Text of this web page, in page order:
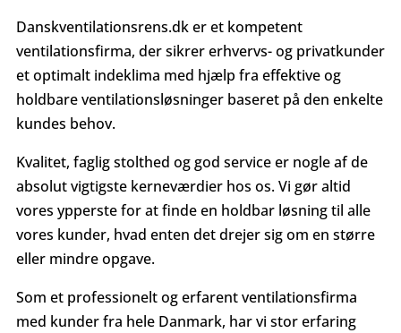
Danskventilationsrens.dk er et kompetent
ventilationsfirma, der sikrer erhvervs- og privatkunder
et optimalt indeklima med hjælp fra effektive og
holdbare ventilationsløsninger baseret på den enkelte
kundes behov.
Kvalitet, faglig stolthed og god service er nogle af de
absolut vigtigste kerneværdier hos os. Vi gør altid
vores ypperste for at finde en holdbar løsning til alle
vores kunder, hvad enten det drejer sig om en større
eller mindre opgave.
Som et professionelt og erfarent ventilationsfirma
med kunder fra hele Danmark, har vi stor erfaring